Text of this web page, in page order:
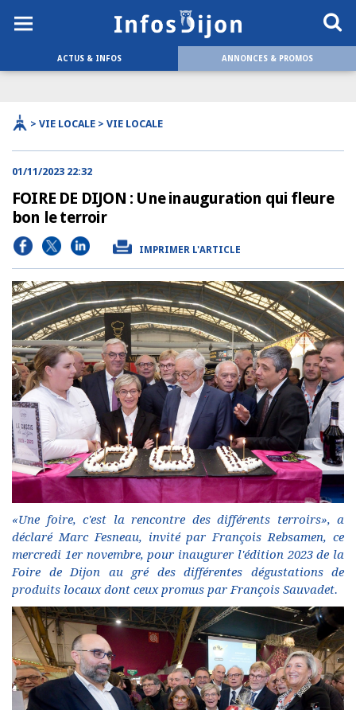
ACTUS & INFOS ANNONCES & PROMOS
> VIE LOCALE > VIE LOCALE
01/11/2023 22:32
FOIRE DE DIJON : Une inauguration qui fleure
bon le terroir
IMPRIMER L'ARTICLE
«Une foire, c'est la rencontre des différents terroirs», a
déclaré Marc Fesneau, invité par François Rebsamen, ce
mercredi 1er novembre, pour inaugurer l'édition 2023 de la
Foire de Dijon au gré des différentes dégustations de
produits locaux dont ceux promus par François Sauvadet.